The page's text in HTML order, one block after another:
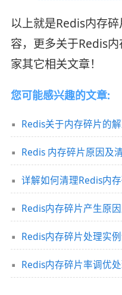
以上就是Redis内存
容，更多关于Redis
家其它相关文章！
您可能感兴趣的文章:
Redis关于内存碎片的
Redis 内存碎片原因及
详解如何清理Redis内
Redis内存碎片产生原
Redis内存碎片处理实
Redis内存碎片率调优